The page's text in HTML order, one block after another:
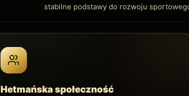
stabilne podstawy do rozwoju
Hetmańska społeczność